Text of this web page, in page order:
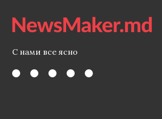
С нами все ясно